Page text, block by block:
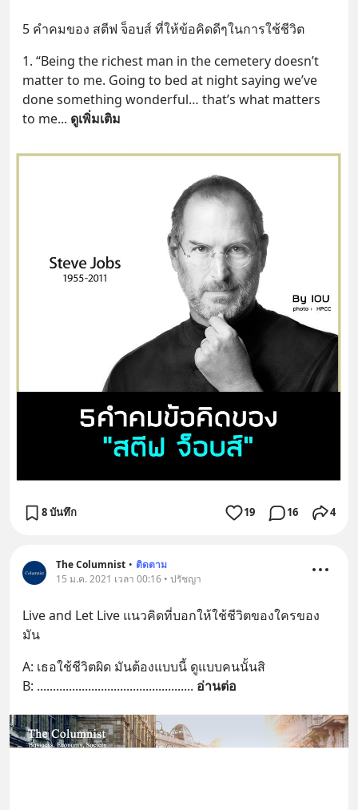
5 คำคมของ สตีฟ จ็อบส์ ที่ให้ข้อคิดดีๆในการใช้ชีวิต
1. “Being the richest man in the cemetery doesn’t
matter to me. Going to bed at night saying we’ve
done something wonderful… that’s what matters
to me... ดูเพิ่มเติม
8 บันทึก 19 16 4
The Columnist • ติดตาม
15 ม.ค. 2021 เวลา 00:16 • ปรัชญา
Live and Let Live แนวคิดที่บอกให้ใช้ชีวิตของใครของ
มัน
A: เธอใช้ชีวิตผิด มันต้องแบบนี้ ดูแบบคนนั้นสิ
B: ................................................. อ่านต่อ